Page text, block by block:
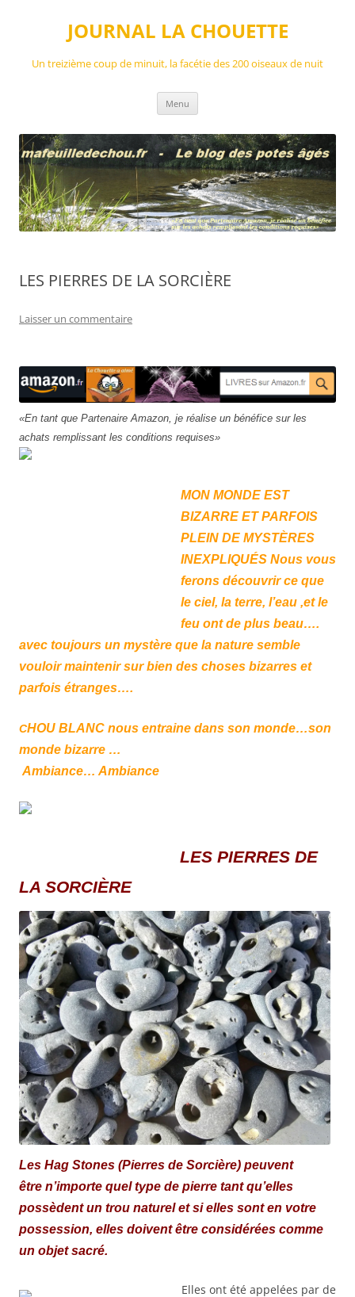
JOURNAL LA CHOUETTE
Un treizième coup de minuit, la facétie des 200 oiseaux de nuit
Menu
LES PIERRES DE LA SORCIÈRE
Laisser un commentaire
«En tant que Partenaire Amazon, je réalise un bénéfice sur les
achats remplissant les conditions requises»
MON MONDE EST
BIZARRE ET PARFOIS
PLEIN DE MYSTÈRES
INEXPLIQUÉS Nous vous
ferons découvrir ce que
le ciel, la terre, l’eau ,et le
feu ont de plus beau….
avec toujours un mystère que la nature semble
vouloir maintenir sur bien des choses bizarres et
parfois étranges….
CHOU BLANC nous entraine dans son monde…son
monde bizarre …
Ambiance… Ambiance
LES PIERRES DE
LA SORCIÈRE
Les Hag Stones (Pierres de Sorcière) peuvent
être n’importe quel type de pierre tant qu’elles
possèdent un trou naturel et si elles sont en votre
possession, elles doivent être considérées comme
un objet sacré.
Elles ont été appelées par de